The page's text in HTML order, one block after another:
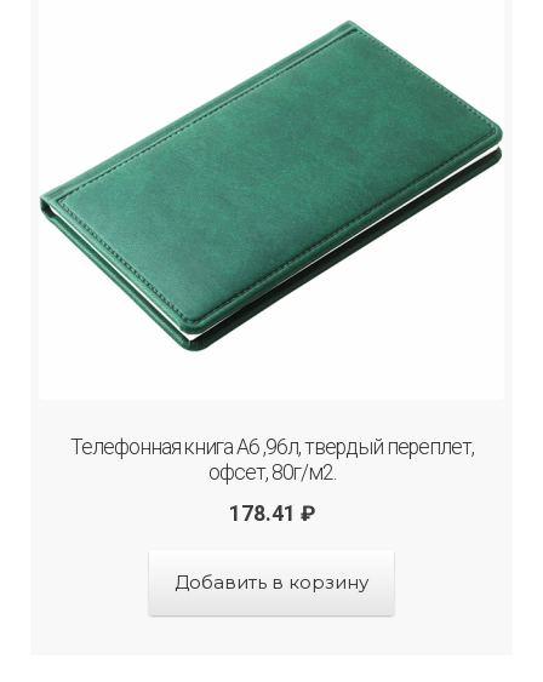
Телефонная книга А6 ,96л, твердый переплет,
офсет, 80г/м2.
178.41 ₽
Добавить в корзину